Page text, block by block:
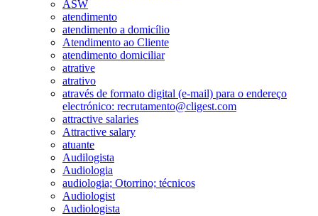
ASW
atendimento
atendimento a domicílio
Atendimento ao Cliente
atendimento domiciliar
atrative
atrativo
através de formato digital (e-mail) para o endereço
electrónico: recrutamento@cligest.com
attractive salaries
Attractive salary
atuante
Audilogista
Audiologia
audiologia; Otorrino; técnicos
Audiologist
Audiologista